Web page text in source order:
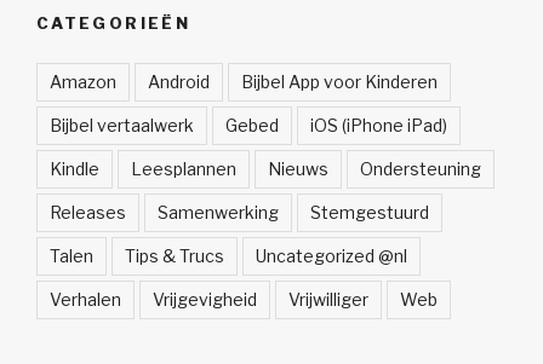
CATEGORIEËN
Amazon Android Bijbel App voor Kinderen
Bijbel vertaalwerk Gebed iOS (iPhone iPad)
Kindle Leesplannen Nieuws Ondersteuning
Releases Samenwerking Stemgestuurd
Talen Tips & Trucs Uncategorized @nl
Verhalen Vrijgevigheid Vrijwilliger Web